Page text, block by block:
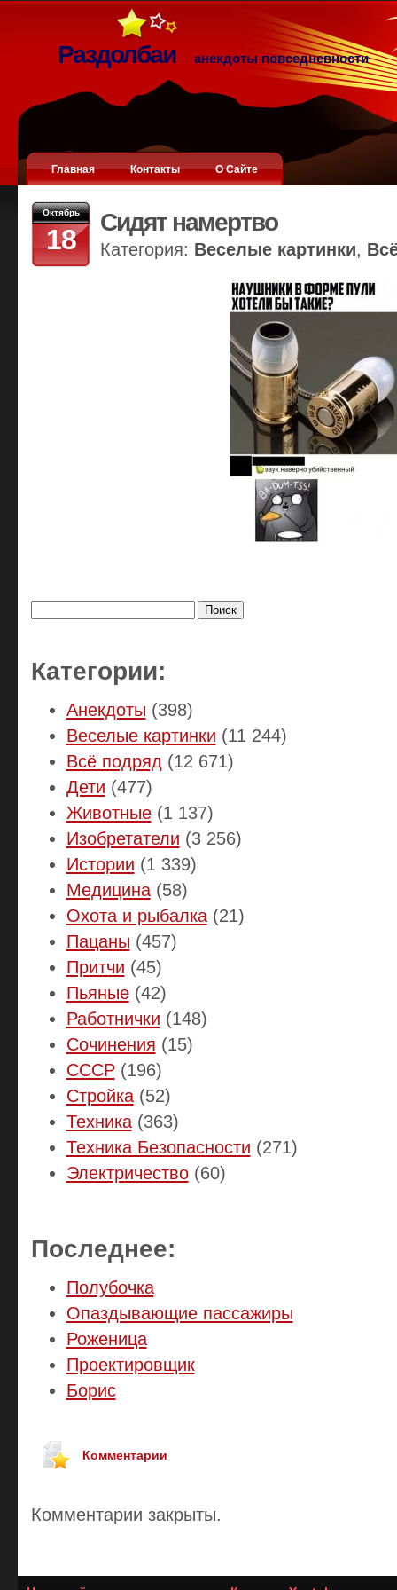
Раздолбаи анекдоты повседневности
Главная Контакты О Сайте
Октябрь
18
Сидят намертво
Категория: Веселые картинки,
Категории:
Анекдоты (398)
Веселые картинки (11 244)
Всё подряд (12 671)
Дети (477)
Животные(1 137)
Изобретатели (3 256)
Истории (1 339)
Медицина(58)
Охота и рыбалка(21)
Пацаны (457)
Притчи (45)
Пьяные(42)
Работнички (148)
Сочинения (15)
СССР(196)
Стройка(52)
Техника(363)
Техника Безопасности (271)
Электричество(60)
Последнее:
Полубочка
Опаздывающие пассажиры
Роженица
Проектировщик
Борис
Комментарии
Комментарии закрыты.